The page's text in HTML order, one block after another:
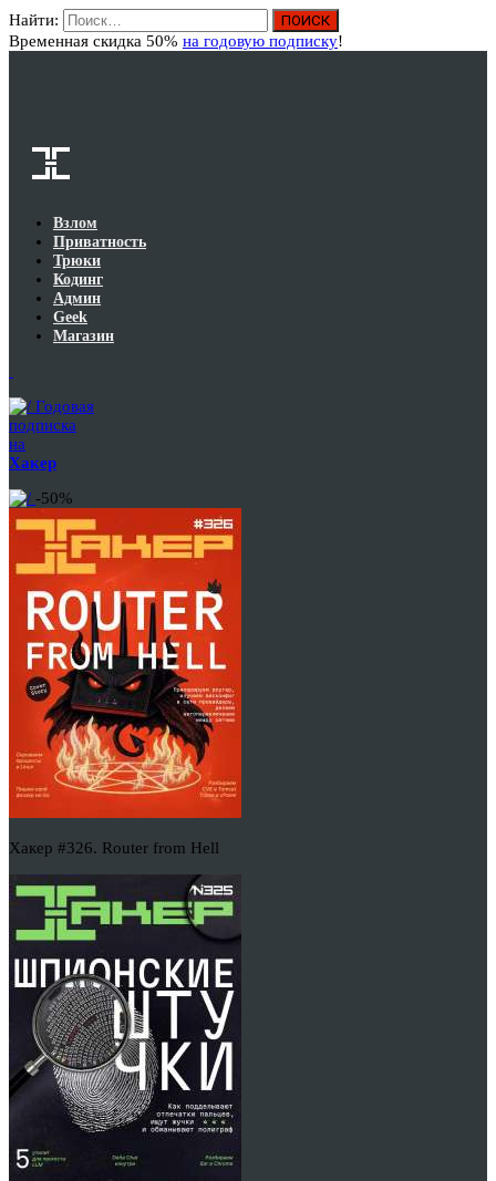
Найти:
Временная скидка 50% на годовую подписку!
Взлом
Приватность
Трюки
Кодинг
Админ
Geek
Магазин
Годовая
подписка
на
Хакер
-50%
Хакер #326. Router from Hell